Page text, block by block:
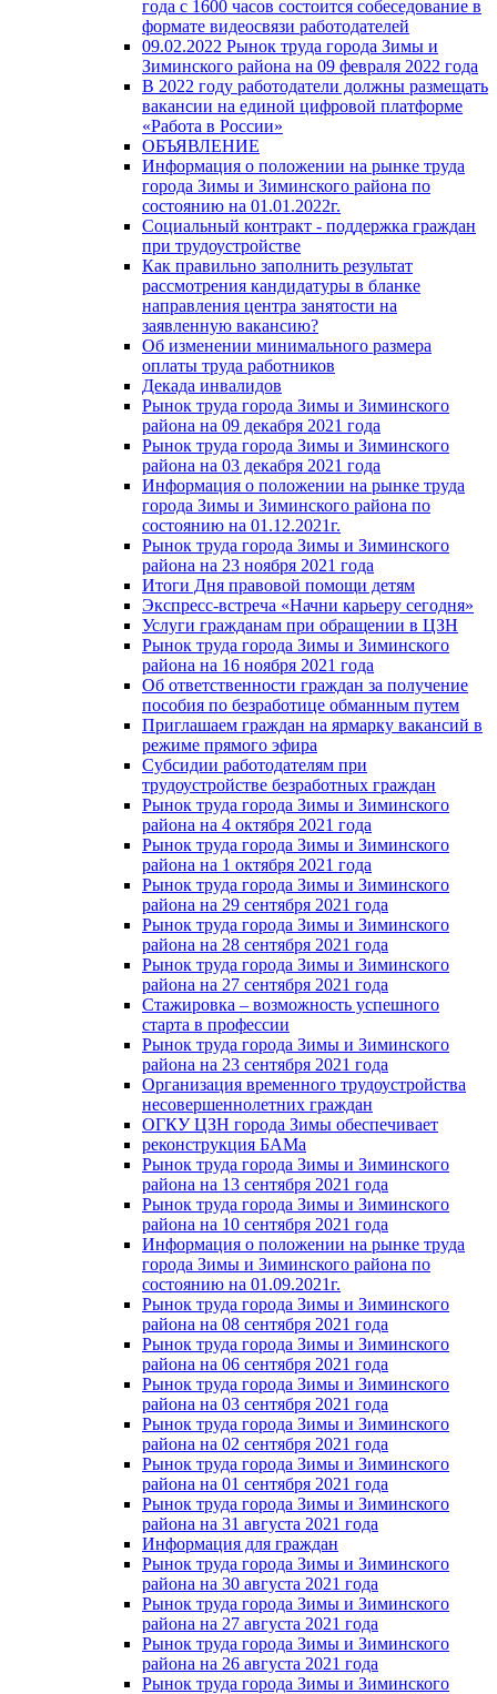
года с 1600 часов состоится собеседование в
формате видеосвязи работодателей
09.02.2022 Рынок труда города Зимы и
Зиминского района на 09 февраля 2022 года
В 2022 году работодатели должны размещать
вакансии на единой цифровой платформе
«Работа в России»
ОБЪЯВЛЕНИЕ
Информация о положении на рынке труда
города Зимы и Зиминского района по
состоянию на 01.01.2022г.
Социальный контракт - поддержка граждан
при трудоустройстве
Как правильно заполнить результат
рассмотрения кандидатуры в бланке
направления центра занятости на
заявленную вакансию?
Об изменении минимального размера
оплаты труда работников
Декада инвалидов
Рынок труда города Зимы и Зиминского
района на 09 декабря 2021 года
Рынок труда города Зимы и Зиминского
района на 03 декабря 2021 года
Информация о положении на рынке труда
города Зимы и Зиминского района по
состоянию на 01.12.2021г.
Рынок труда города Зимы и Зиминского
района на 23 ноября 2021 года
Итоги Дня правовой помощи детям
Экспресс-встреча «Начни карьеру сегодня»
Услуги гражданам при обращении в ЦЗН
Рынок труда города Зимы и Зиминского
района на 16 ноября 2021 года
Об ответственности граждан за получение
пособия по безработице обманным путем
Приглашаем граждан на ярмарку вакансий в
режиме прямого эфира
Субсидии работодателям при
трудоустройстве безработных граждан
Рынок труда города Зимы и Зиминского
района на 4 октября 2021 года
Рынок труда города Зимы и Зиминского
района на 1 октября 2021 года
Рынок труда города Зимы и Зиминского
района на 29 сентября 2021 года
Рынок труда города Зимы и Зиминского
района на 28 сентября 2021 года
Рынок труда города Зимы и Зиминского
района на 27 сентября 2021 года
Стажировка – возможность успешного
старта в профессии
Рынок труда города Зимы и Зиминского
района на 23 сентября 2021 года
Организация временного трудоустройства
несовершеннолетних граждан
ОГКУ ЦЗН города Зимы обеспечивает
реконструкция БАМа
Рынок труда города Зимы и Зиминского
района на 13 сентября 2021 года
Рынок труда города Зимы и Зиминского
района на 10 сентября 2021 года
Информация о положении на рынке труда
города Зимы и Зиминского района по
состоянию на 01.09.2021г.
Рынок труда города Зимы и Зиминского
района на 08 сентября 2021 года
Рынок труда города Зимы и Зиминского
района на 06 сентября 2021 года
Рынок труда города Зимы и Зиминского
района на 03 сентября 2021 года
Рынок труда города Зимы и Зиминского
района на 02 сентября 2021 года
Рынок труда города Зимы и Зиминского
района на 01 сентября 2021 года
Рынок труда города Зимы и Зиминского
района на 31 августа 2021 года
Информация для граждан
Рынок труда города Зимы и Зиминского
района на 30 августа 2021 года
Рынок труда города Зимы и Зиминского
района на 27 августа 2021 года
Рынок труда города Зимы и Зиминского
района на 26 августа 2021 года
Рынок труда города Зимы и Зиминского